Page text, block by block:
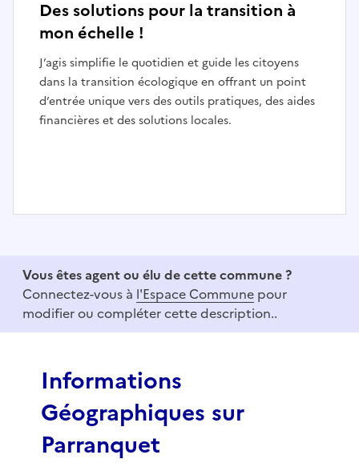
Des solutions pour la transition à
mon échelle !
J’agis simplifie le quotidien et guide les citoyens
dans la transition écologique en offrant un point
d’entrée unique vers des outils pratiques, des aides
financières et des solutions locales.
f
Vous êtes agent ou élu de cette commune ?
Connectez-vous à l'Espace Commune pour
modifier ou compléter cette description..
Informations
Géographiques sur
Parranquet